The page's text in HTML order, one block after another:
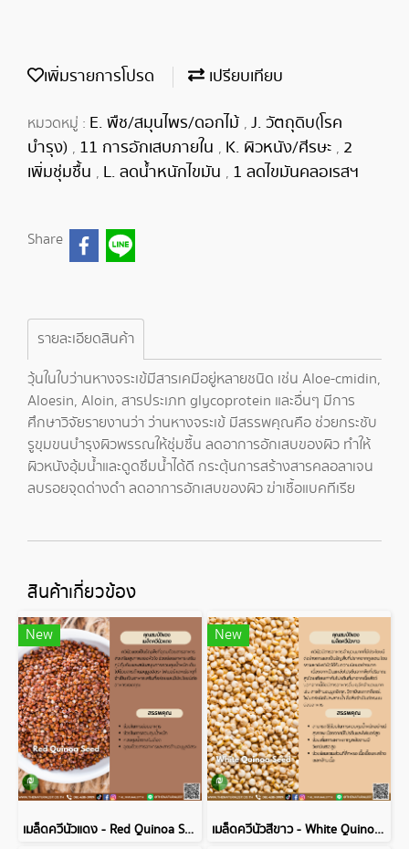
เพิ่มรายการโปรด เปรียบเทียบ
หมวดหมู่ : E. พืช/สมุนไพร/ดอกไม้ , J. วัตถุดิบ(โรค
บำรุง) , 11 การอักเสบภายใน , K. ผิวหนัง/ศีรษะ , 2
เพิ่มชุ่มชื้น , L. ลดน้ำหนักไขมัน , 1 ลดไขมันคลอเรสฯ
Share
รายละเอียดสินค้า
วุ้นในใบว่านหางจระเข้มีสารเคมีอยู่หลายชนิด เช่น Aloe-cmidin,
Aloesin, Aloin, สารประเภท glycoprotein และอื่นๆ มีการ
ศึกษาวิจัยรายงานว่า ว่านหางจระเข้ มีสรรพคุณคือ ช่วยกระชับ
รูขุมขนบำรุงผิวพรรณให้ชุ่มชื้น ลดอาการอักเสบของผิว ทำให้
ผิวหนังอุ้มน้ำและดูดซึมน้ำได้ดี กระตุ้นการสร้างสารคลอลาเจน
ลบรอยจุดด่างดำ ลดอาการอักเสบของผิว ฆ่าเชื้อแบคทีเรีย
สินค้าเกี่ยวข้อง
New
เมล็ดควีนัวแดง - Red Quinoa Seed
New
เมล็ดควีนัวสีขาว - White Quinoa Seed